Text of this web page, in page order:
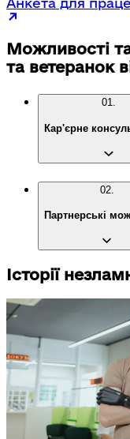
Можливості
та ветеранок
01.
Кар'єрне
02.
Партнерські
Історії